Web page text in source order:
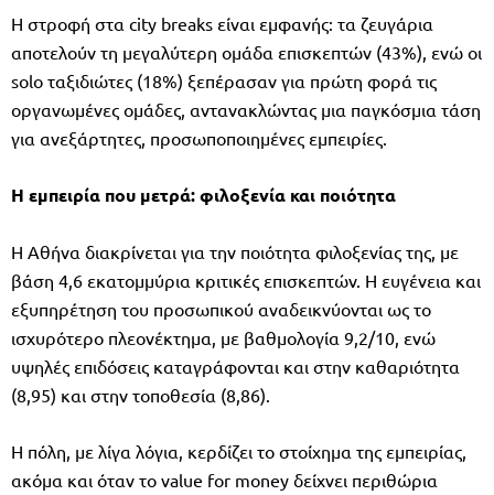
Η στροφή στα city breaks είναι εμφανής: τα ζευγάρια
αποτελούν τη μεγαλύτερη ομάδα επισκεπτών (43%), ενώ οι
solo ταξιδιώτες (18%) ξεπέρασαν για πρώτη φορά τις
οργανωμένες ομάδες, αντανακλώντας μια παγκόσμια τάση
για ανεξάρτητες, προσωποποιημένες εμπειρίες.
Η εμπειρία που μετρά: φιλοξενία και ποιότητα
Η Αθήνα διακρίνεται για την ποιότητα φιλοξενίας της, με
βάση 4,6 εκατομμύρια κριτικές επισκεπτών. Η ευγένεια και
εξυπηρέτηση του προσωπικού αναδεικνύονται ως το
ισχυρότερο πλεονέκτημα, με βαθμολογία 9,2/10, ενώ
υψηλές επιδόσεις καταγράφονται και στην καθαριότητα
(8,95) και στην τοποθεσία (8,86).
Η πόλη, με λίγα λόγια, κερδίζει το στοίχημα της εμπειρίας,
ακόμα και όταν το value for money δείχνει περιθώρια